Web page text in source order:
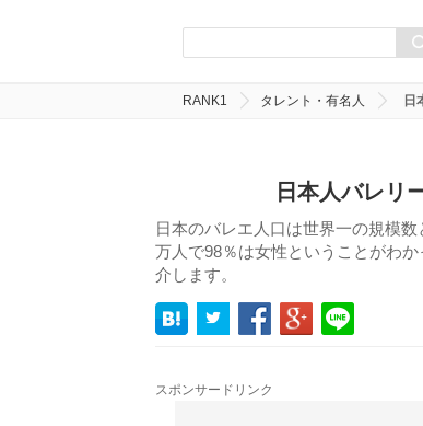
RANK1 タレント・有名人 日
日本人バレリ
日本のバレエ人口は世界一の規模
万人で98％は女性ということがわ
介します。
スポンサードリンク